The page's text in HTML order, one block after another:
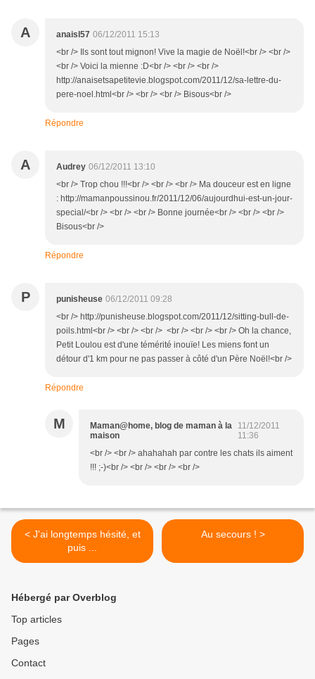
A anaisl57 06/12/2011 15:13
<br /> Ils sont tout mignon! Vive la magie de Noël!<br /> <br />
<br /> Voici la mienne :D<br /> <br /> <br />
http://anaisetsapetitevie.blogspot.com/2011/12/sa-lettre-du-
pere-noel.html<br /> <br /> <br /> Bisous<br />
Répondre
A Audrey 06/12/2011 13:10
<br /> Trop chou !!!<br /> <br /> <br /> Ma douceur est en ligne
: http://mamanpoussinou.fr/2011/12/06/aujourdhui-est-un-jour-
special/<br /> <br /> <br /> Bonne journée<br /> <br /> <br />
Bisous<br />
Répondre
P punisheuse 06/12/2011 09:28
<br /> http://punisheuse.blogspot.com/2011/12/sitting-bull-de-
poils.html<br /> <br /> <br /> <br /> <br /> <br /> Oh la chance,
Petit Loulou est d'une témérité inouïe! Les miens font un
détour d'1 km pour ne pas passer à côté d'un Père Noël!<br />
Répondre
M
Maman@home, blog de maman à la
maison
11/12/2011
11:36
<br /> <br /> ahahahah par contre les chats ils aiment
!!! ;-)<br /> <br /> <br /> <br />
< J'ai longtemps hésité, et
puis ...
Au secours ! >
Hébergé par Overblog
Top articles
Pages
Contact